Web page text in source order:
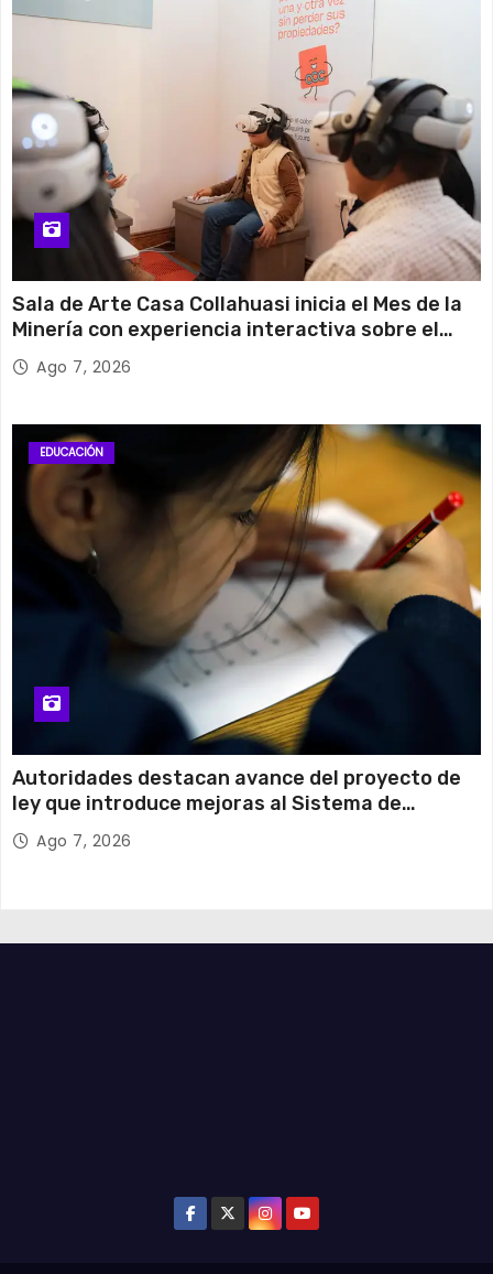
Sala de Arte Casa Collahuasi inicia el Mes de la
Minería con experiencia interactiva sobre el
cobreAgo 7, 2026
EDUCACIÓN
Autoridades destacan avance del proyecto de
ley que introduce mejoras al Sistema de
Admisión Escolar
Ago 7, 2026